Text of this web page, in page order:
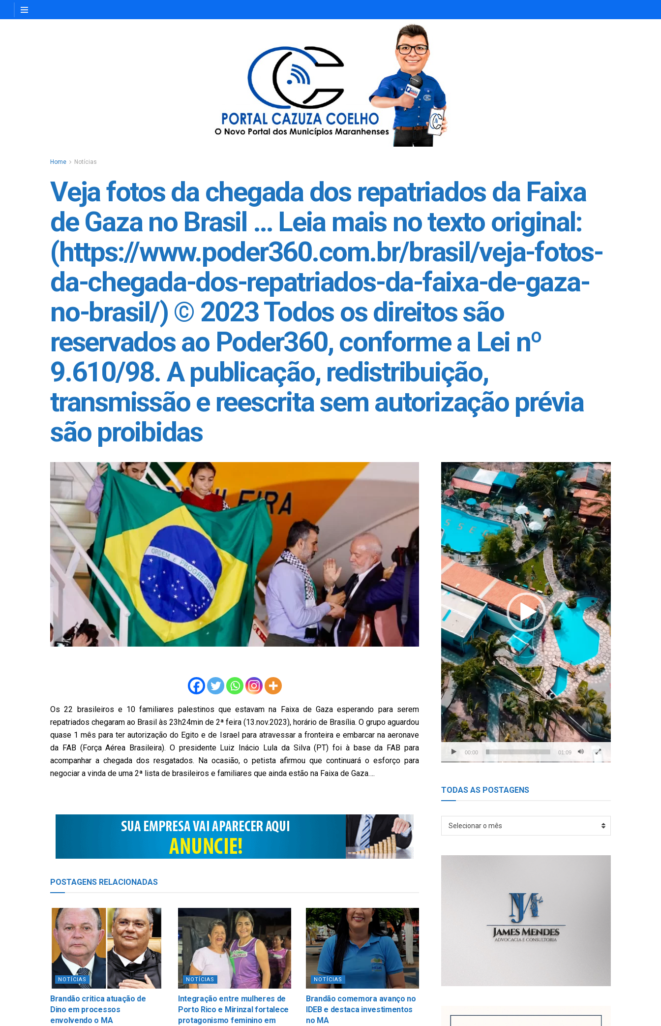
Home Notícias
Veja fotos da chegada dos repatriados da Faixa
de Gaza no Brasil … Leia mais no texto original:
(https://www.poder360.com.br/brasil/veja-fotos-
da-chegada-dos-repatriados-da-faixa-de-gaza-
no-brasil/) © 2023 Todos os direitos são
reservados ao Poder360, conforme a Lei nº
9.610/98. A publicação, redistribuição,
transmissão e reescrita sem autorização prévia
são proibidas
Os 22 brasileiros e 10 familiares palestinos que estavam na Faixa de Gaza esperando para serem
repatriados chegaram ao Brasil às 23h24min de 2ª feira (13.nov.2023), horário de Brasília. O grupo aguardou
quase 1 mês para ter autorização do Egito e de Israel para atravessar a fronteira e embarcar na aeronave
da FAB (Força Aérea Brasileira). O presidente Luiz Inácio Lula da Silva (PT) foi à base da FAB para
acompanhar a chegada dos resgatados. Na ocasião, o petista afirmou que continuará o esforço para
negociar a vinda de uma 2ª lista de brasileiros e familiares que ainda estão na Faixa de Gaza….
POSTAGENS RELACIONADAS
NOTÍCIAS
Brandão critica atuação de
Dino em processos
envolvendo o MA
NOTÍCIAS
Integração entre mulheres de
Porto Rico e Mirinzal fortalece
protagonismo feminino em
NOTÍCIAS
Brandão comemora avanço no
IDEB e destaca investimentos
no MA
Tocador
de
vídeo
00:00 01:09
TODAS AS POSTAGENS
TODAS
Selecionar o mês